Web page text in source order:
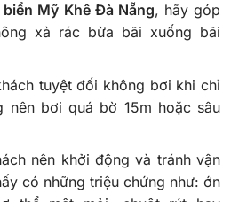
Mỹ Khê Đà Nẵng, hãy góp
xả rác bừa bãi xuống bãi
tuyệt đối không bơi khi chỉ
nên bơi quá bờ 15m hoặc sâu
nên khởi động và tránh vận
có những triệu chứng như: ớn